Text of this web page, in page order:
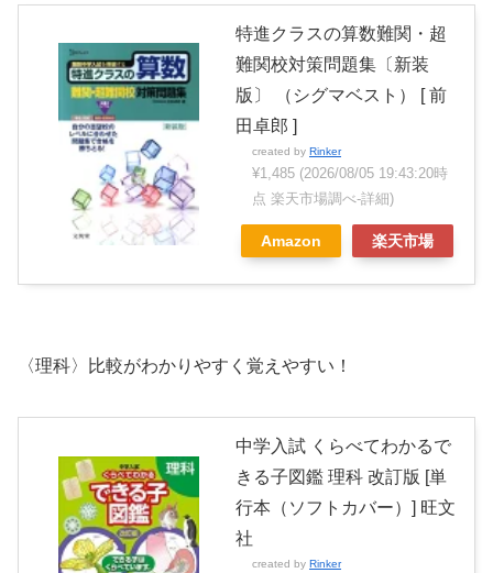
特進クラスの算数難関・超
難関校対策問題集〔新装
版〕 （シグマベスト） [ 前
田卓郎 ]
created by Rinker
¥1,485 (2026/08/05 19:43:20時
点 楽天市場調べ-詳細)
Amazon 楽天市場
〈理科〉比較がわかりやすく覚えやすい！
中学入試 くらべてわかるで
きる子図鑑 理科 改訂版 [単
行本（ソフトカバー）] 旺文
社
created by Rinker